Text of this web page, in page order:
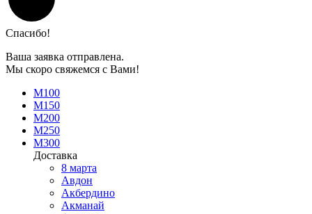
Спасибо!
Ваша заявка отправлена.
Мы скоро свяжемся с Вами!
М100
М150
М200
М250
М300
Доставка
8 марта
Авдон
Акбердино
Акманай